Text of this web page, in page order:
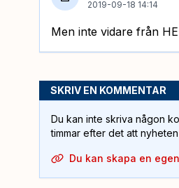
2019-09-18 14:14
Men inte vidare från
SKRIV EN KOMMENTAR
Du kan inte skriva någon
timmar efter det att
Du kan skapa en